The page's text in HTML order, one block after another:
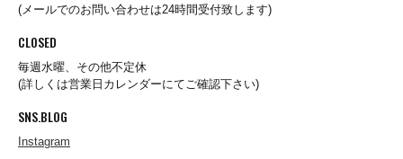
freewaters
(メールでのお問い合わせは24時間受付致します)
CLOSED
毎週水曜、その他不定休
(詳しくは営業日カレンダーにてご確認下さい)
SNS.BLOG
Instagram